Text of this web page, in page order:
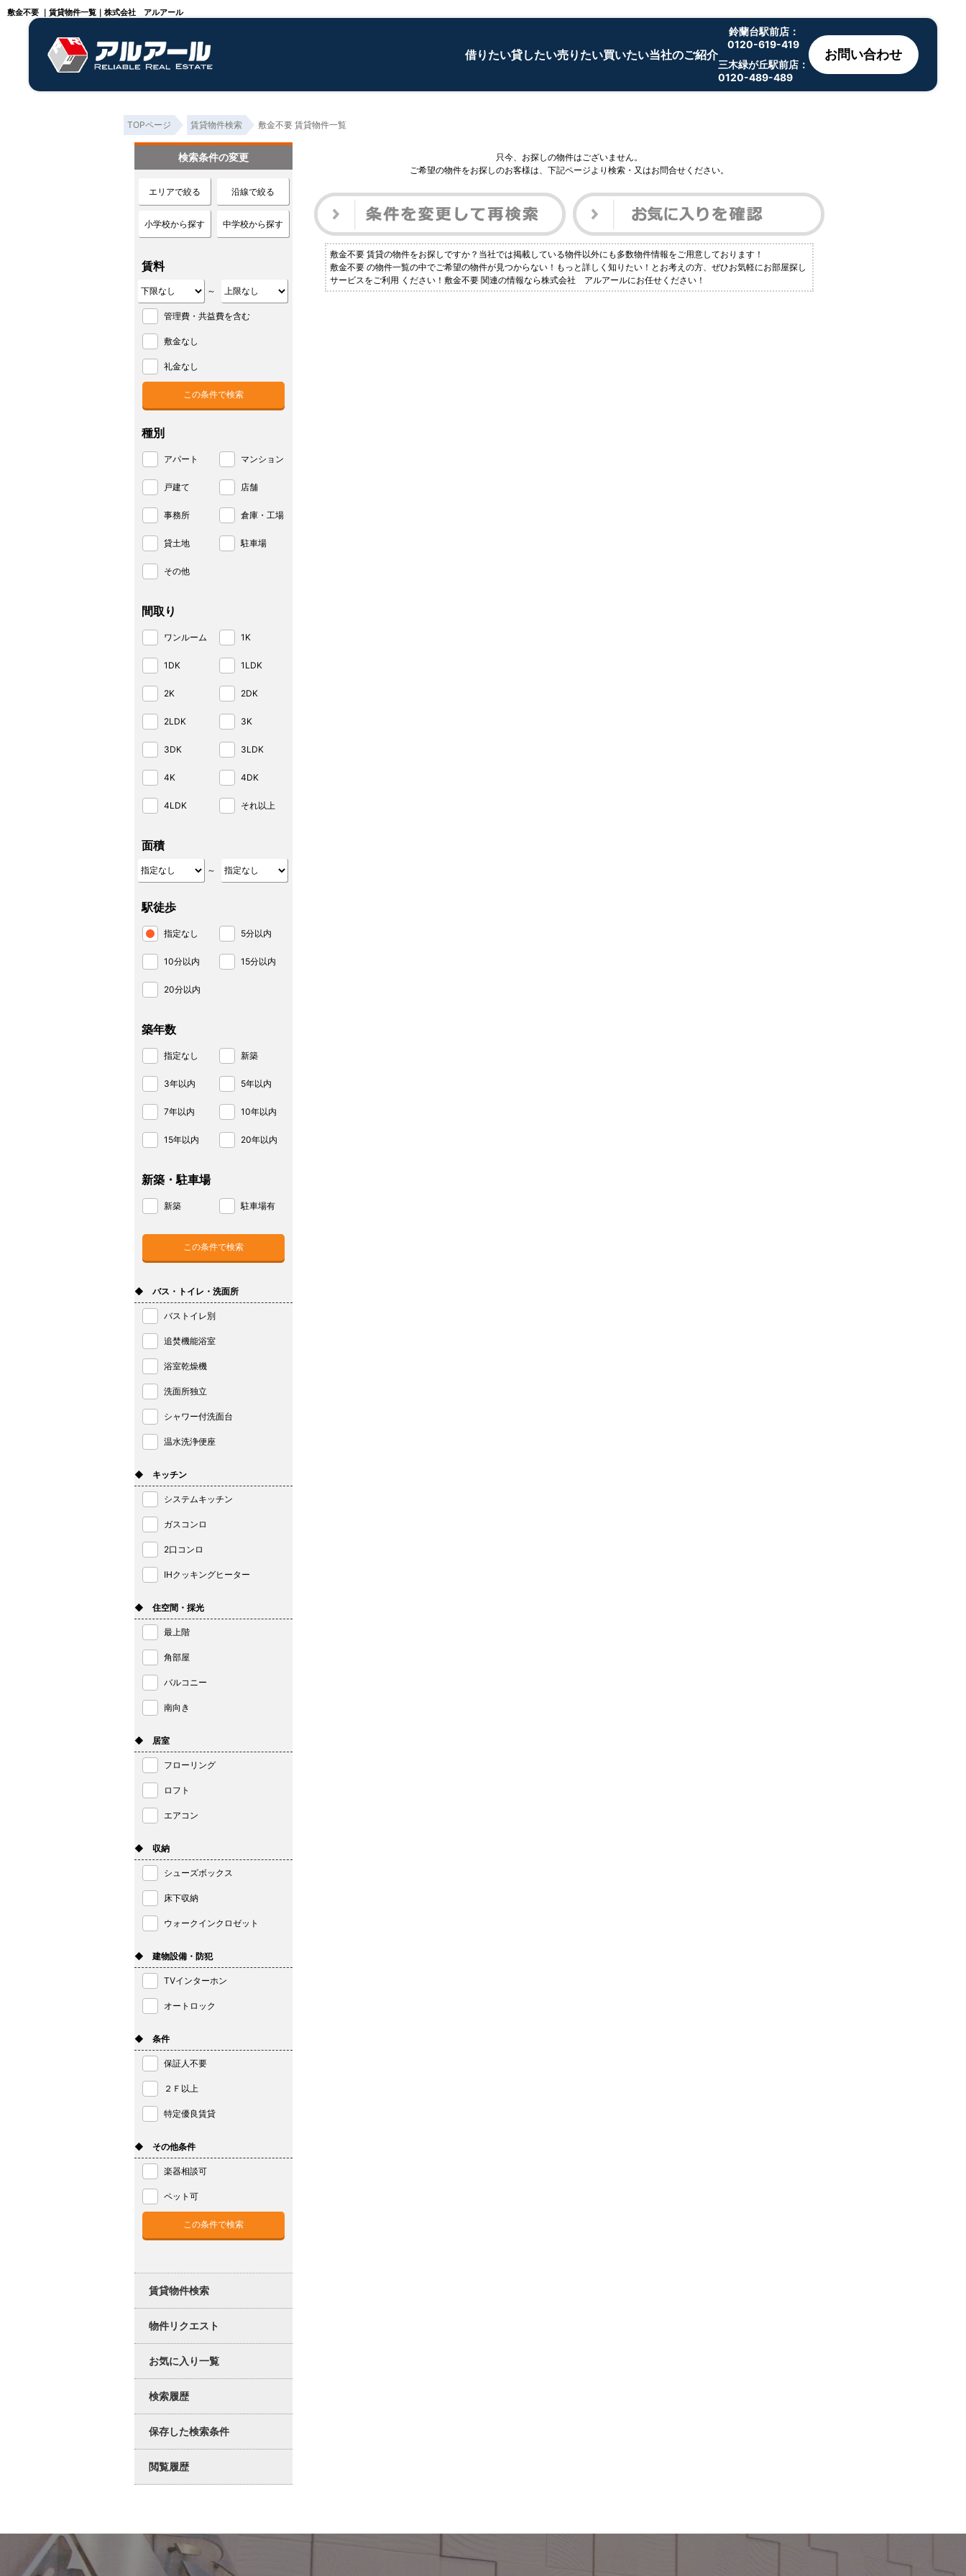
敷金不要 ｜賃貸物件一覧｜株式会社 アルアール
借りたい貸したい売りたい買いたい当社のご紹介
鈴蘭台駅前店：
0120-619-419
三木緑が丘駅前店：
0120-489-489
お問い合わせ
TOPページ 賃貸物件検索 敷金不要 賃貸物件一覧
只今、お探しの物件はございません。
ご希望の物件をお探しのお客様は、下記ページより検索・又はお問合せください。
敷金不要 賃貸の物件をお探しですか？当社では掲載している物件以外にも多数物件情報をご用意しております！
敷金不要 の物件一覧の中でご希望の物件が見つからない！もっと詳しく知りたい！とお考えの方、ぜひお気軽にお部屋探し
サービスをご利用 ください！敷金不要 関連の情報なら株式会社 アルアールにお任せください！
検索条件の変更
エリアで絞る 沿線で絞る
小学校から探す 中学校から探す
賃料
～
管理費・共益費を含む
敷金なし
礼金なし
種別
アパート マンション
戸建て 店舗
事務所 倉庫・工場
貸土地 駐車場
その他
間取り
ワンルーム 1K
1DK 1LDK
2K 2DK
2LDK 3K
3DK 3LDK
4K 4DK
4LDK それ以上
面積
～
駅徒歩
指定なし 5分以内
10分以内 15分以内
20分以内
築年数
指定なし 新築
3年以内 5年以内
7年以内 10年以内
15年以内 20年以内
新築・駐車場
新築 駐車場有
◆ バス・トイレ・洗面所
バストイレ別
追焚機能浴室
浴室乾燥機
洗面所独立
シャワー付洗面台
温水洗浄便座
◆ キッチン
システムキッチン
ガスコンロ
2口コンロ
IHクッキングヒーター
◆ 住空間・採光
最上階
角部屋
バルコニー
南向き
◆ 居室
フローリング
ロフト
エアコン
◆ 収納
シューズボックス
床下収納
ウォークインクロゼット
◆ 建物設備・防犯
TVインターホン
オートロック
◆ 条件
保証人不要
２Ｆ以上
特定優良賃貸
◆ その他条件
楽器相談可
ペット可
賃貸物件検索
物件リクエスト
お気に入り一覧
検索履歴
保存した検索条件
閲覧履歴